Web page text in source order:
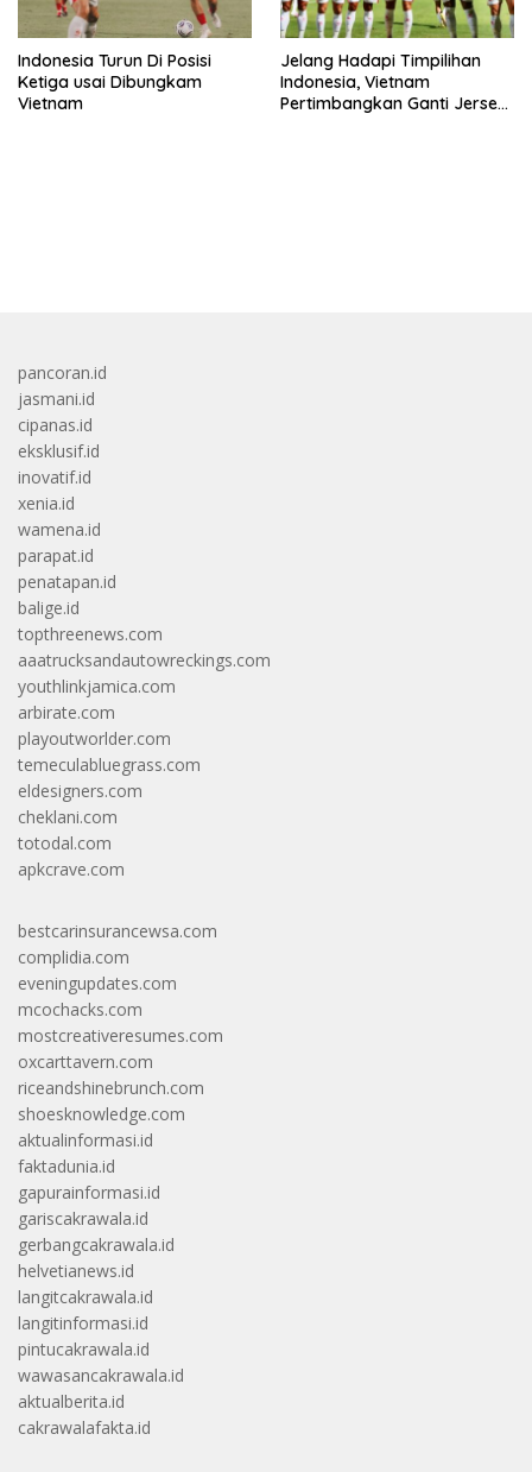
Indonesia Turun Di Posisi
Ketiga usai Dibungkam
Vietnam
Jelang Hadapi Timpilihan
Indonesia, Vietnam
Pertimbangkan Ganti Jersey
pancoran.id
jasmani.id
cipanas.id
eksklusif.id
inovatif.id
xenia.id
wamena.id
parapat.id
penatapan.id
balige.id
topthreenews.com
aaatrucksandautowreckings.com
youthlinkjamica.com
arbirate.com
playoutworlder.com
temeculabluegrass.com
eldesigners.com
cheklani.com
totodal.com
apkcrave.com
bestcarinsurancewsa.com
complidia.com
eveningupdates.com
mcochacks.com
mostcreativeresumes.com
oxcarttavern.com
riceandshinebrunch.com
shoesknowledge.com
aktualinformasi.id
faktadunia.id
gapurainformasi.id
gariscakrawala.id
gerbangcakrawala.id
helvetianews.id
langitcakrawala.id
langitinformasi.id
pintucakrawala.id
wawasancakrawala.id
aktualberita.id
cakrawalafakta.id